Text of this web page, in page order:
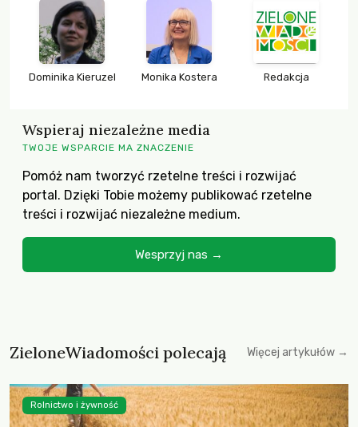
Dominika Kieruzel Monika Kostera Redakcja
Wspieraj niezależne media
TWOJE WSPARCIE MA ZNACZENIE
Pomóż nam tworzyć rzetelne treści i rozwijać
portal. Dzięki Tobie możemy publikować rzetelne
treści i rozwijać niezależne medium.
Wesprzyj nas →
ZieloneWiadomości polecają Więcej artykułów →
Rolnictwo i żywność